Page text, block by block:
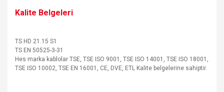
Kalite Belgeleri
TS HD 21.15 S1
TS EN 50525-3-31
Hes marka kablolar TSE, TSE ISO 9001, TSE ISO 14001, TSE ISO 18001,
TSE ISO 10002, TSE EN 16001, CE, DVE, ETL Kalite belgelerine sahiptir.